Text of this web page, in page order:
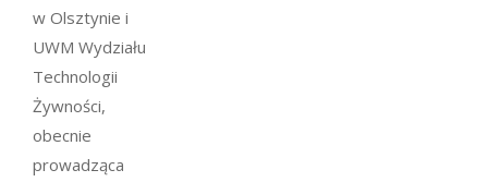
w Olsztynie i
UWM Wydziału
Technologii
Żywności,
obecnie
prowadząca